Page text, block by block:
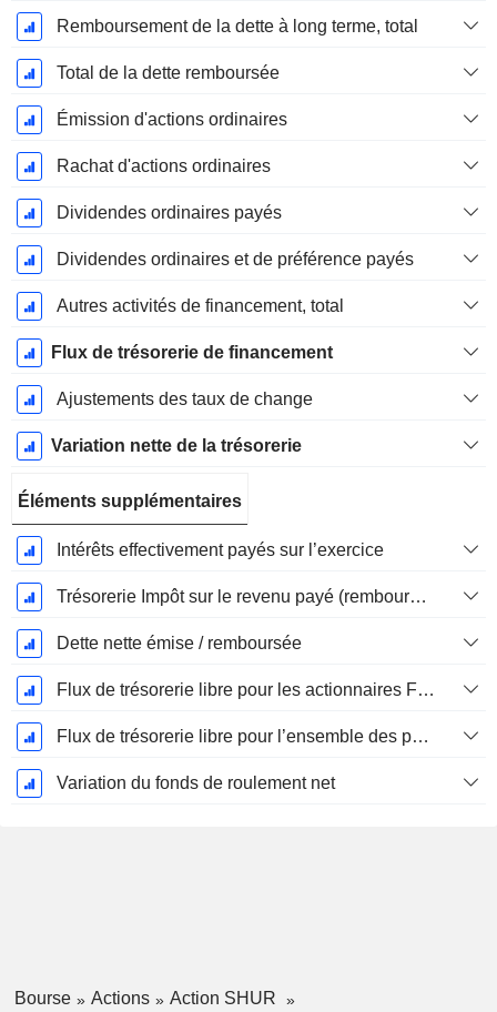
Remboursement de la dette à long terme, total
Total de la dette remboursée
Émission d'actions ordinaires
Rachat d'actions ordinaires
Dividendes ordinaires payés
Dividendes ordinaires et de préférence payés
Autres activités de financement, total
Flux de trésorerie de financement
Ajustements des taux de change
Variation nette de la trésorerie
Éléments supplémentaires
Intérêts effectivement payés sur l’exercice
Trésorerie Impôt sur le revenu payé (remboursement)Impôt effectivement payé (remboursé) sur l’exercice
Dette nette émise / remboursée
Flux de trésorerie libre pour les actionnaires FCFE
Flux de trésorerie libre pour l’ensemble des pourvoyeurs de fonds (créanciers et actionnaires) FCFF
Variation du fonds de roulement net
Bourse Actions
Action SHUR